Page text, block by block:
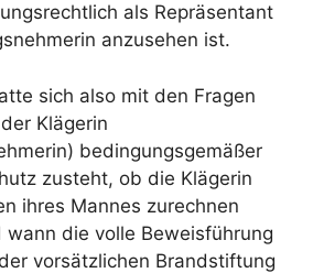
als Repräsentant
anzusehen ist.
sich also mit den Fragen
Klägerin
bedingungsgemäßer
zusteht, ob die Klägerin
ihres Mannes zurechnen
wann die volle Beweisführung
vorsätzlichen Brandstiftung